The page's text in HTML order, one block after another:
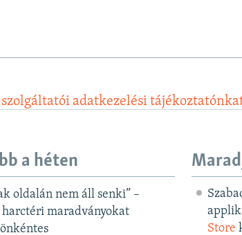
adatkezelési
a héten
oldalán nem áll senki” –
harctéri maradványokat
Store